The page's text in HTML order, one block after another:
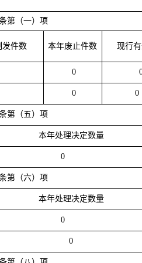
第（一）项
发件数 本年废止件数 现行
0
0 0
第（五）项
本年处理决定数量
0
第（六）项
本年处理决定数量
0
0